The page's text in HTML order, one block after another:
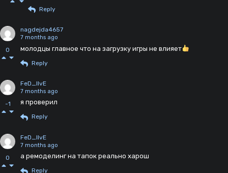
Reply
0
nagdejda4657
7 months ago
молодцы главное что на загрузку игры не влияет
Reply
-1
FeD_lIvE
7 months ago
я проверил
Reply
0
FeD_lIvE
7 months ago
а ремоделинг на тапок реально харош
Reply